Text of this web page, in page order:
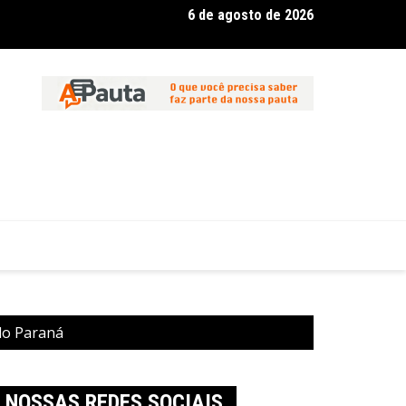
inicia diagnóstico para orientar políticas públicas voltadas à
6 de agosto de 2026
Paraná